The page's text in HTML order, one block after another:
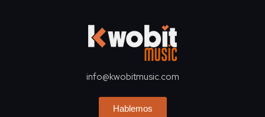
info@kwobitmusic.com
Hablemos